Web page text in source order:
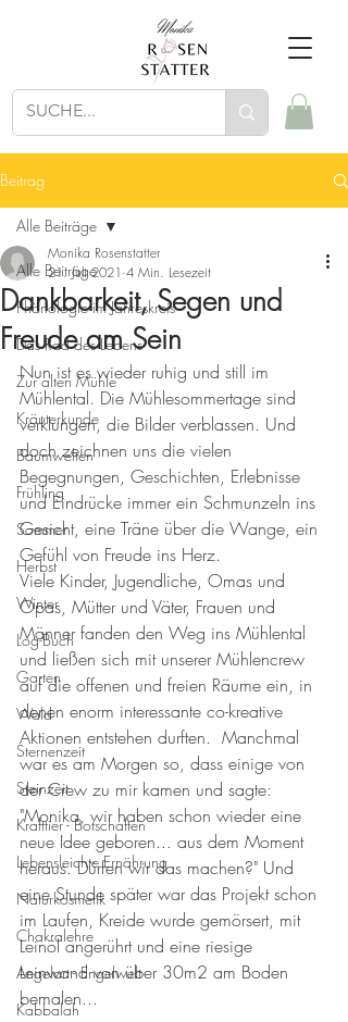
Beitrag
Alle Beiträge
Phänologie im Jahreskreis
Das Rad des Lebens
Zur alten Mühle
Kräuterkunde
Baumwelten
Frühling
Sommer
Herbst
Winter
Log-Buch
Garten
Wald
Sternenzeit
Steinzeit
Krafttier - Botschaften
Lebensleichte Ernährung
Naturkosmetik
Chakralehre
Angelart - Engelwelt
Kabbalah
Alle Beiträge
Dankbarkeit, Segen und
Freude am Sein
Monika Rosenstatter
21. Juli 2021 4 Min. Lesezeit
Nun ist es wieder ruhig und still im
Mühlental. Die Mühlesommertage sind
verklungen, die Bilder verblassen. Und
doch zeichnen uns die vielen
Begegnungen, Geschichten, Erlebnisse
und Eindrücke immer ein Schmunzeln ins
Gesicht, eine Träne über die Wange, ein
Gefühl von Freude ins Herz.
Viele Kinder, Jugendliche, Omas und
Opas, Mütter und Väter, Frauen und
Männer fanden den Weg ins Mühlental
und ließen sich mit unserer Mühlencrew
auf die offenen und freien Räume ein, in
denen enorm interessante co-kreative
Aktionen entstehen durften.  Manchmal
war es am Morgen so, dass einige von
der Crew zu mir kamen und sagte:
"Monika, wir haben schon wieder eine
neue Idee geboren... aus dem Moment
heraus. Dürfen wir das machen?" Und
eine Stunde später war das Projekt schon
im Laufen, Kreide wurde gemörsert, mit
Leinöl angerührt und eine riesige
Leinwand von über 30m2 am Boden
bemalen...